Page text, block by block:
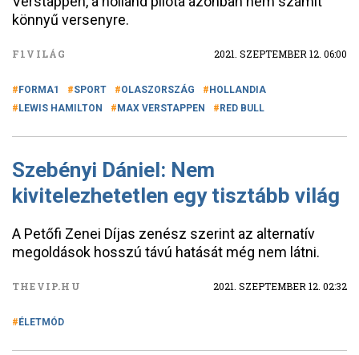
könnyű versenyre.
F1VILÁG 2021. SZEPTEMBER 12. 06:00
FORMA1 SPORT OLASZORSZÁG
HOLLANDIA
LEWIS HAMILTON
MAX VERSTAPPEN RED BULL
Szebényi Dániel: Nem
kivitelezhetetlen egy tisztább világ
A Petőfi Zenei Díjas zenész szerint az alternatív
megoldások hosszú távú hatását még nem látni.
THEVIP.HU 2021. SZEPTEMBER 12. 02:32
ÉLETMÓD